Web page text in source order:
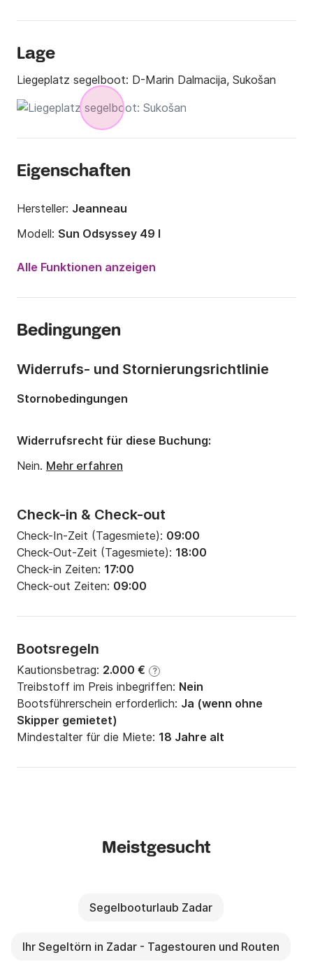
Lage
Liegeplatz segelboot: D-Marin Dalmacija, Sukošan
Eigenschaften
Hersteller: Jeanneau
Modell: Sun Odsyssey 49 I
2008
Anzahl Schlafplätze:
Tiefgang:2.15m
Motorleistung:75PS
Alle Funktionen anzeigen
Bedingungen
Check-in & Check-out
Check-In-Zeit (Tagesmiete): 09:00
Check-Out-Zeit (Tagesmiete): 18:00
Check-in Zeiten: 17:00
Check-out Zeiten: 09:00
Bootsregeln
Kautionsbetrag: 2.000 € ?
Treibstoff im Preis inbegriffen: Nein
Bootsführerschein erforderlich: Ja (wenn ohne
Skipper gemietet)
Mindestalter für die Miete: 18 Jahre alt
Widerrufs- und Stornierungsrichtlinie
Stornobedingungen
Widerrufsrecht für diese Buchung:
Nein. Mehr erfahren
Meistgesucht
Segelbooturlaub Zadar
Ihr Segeltörn in Zadar - Tagestouren und Routen